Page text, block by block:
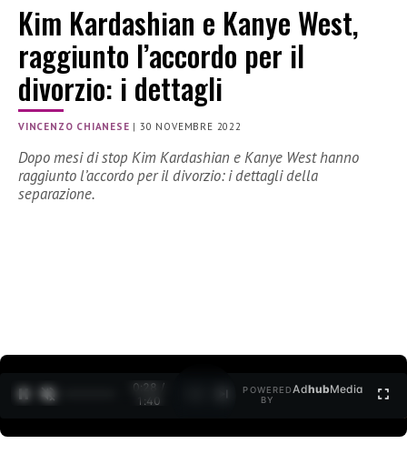
Kim Kardashian e Kanye West,
raggiunto l’accordo per il
divorzio: i dettagli
VINCENZO CHIANESE |30 NOVEMBRE 2022
Dopo mesi di stop Kim Kardashian e Kanye West hanno
raggiunto l’accordo per il divorzio: i dettagli della
separazione.
0:29 /
1:40
POWERED
BY
AdhubMedia